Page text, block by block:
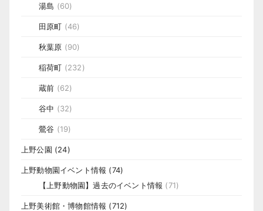
湯島 (60)
田原町 (46)
秋葉原 (90)
稲荷町 (232)
蔵前 (62)
谷中 (32)
鶯谷 (19)
上野公園 (24)
上野動物園イベント情報 (74)
【上野動物園】過去のイベント情報 (71)
上野美術館・博物館情報 (712)